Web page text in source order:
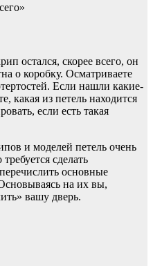
остался, скорее всего, он
о коробку. Осматриваете
Если нашли какие-
какая из петель находится
если есть такая
и моделей петель очень
сделать
основные
на их вы,
вашу дверь.